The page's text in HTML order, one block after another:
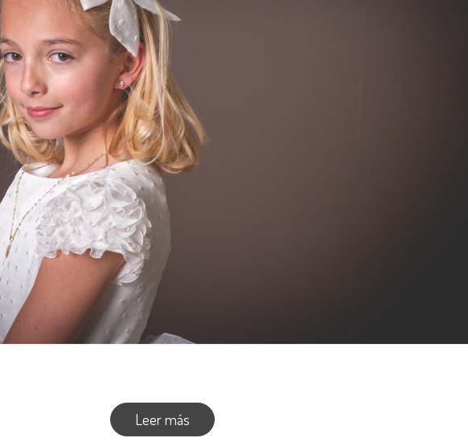
Leer más